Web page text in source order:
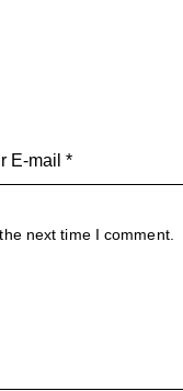
next time I comment.